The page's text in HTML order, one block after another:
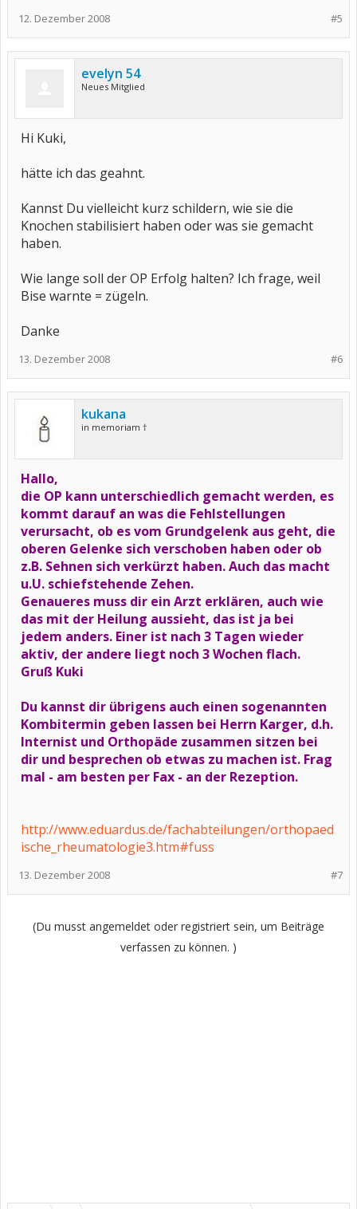
#5
12. Dezember 2008
evelyn 54
Neues Mitglied
Hi Kuki,
hätte ich das geahnt.
Kannst Du vielleicht kurz schildern, wie sie die
Knochen stabilisiert haben oder was sie gemacht
haben.
Wie lange soll der OP Erfolg halten? Ich frage, weil
Bise warnte = zügeln.
Danke
#6
13. Dezember 2008
kukana
in memoriam †
Hallo,
die OP kann unterschiedlich gemacht werden, es
kommt darauf an was die Fehlstellungen
verursacht, ob es vom Grundgelenk aus geht, die
oberen Gelenke sich verschoben haben oder ob
z.B. Sehnen sich verkürzt haben. Auch das macht
u.U. schiefstehende Zehen.
Genaueres muss dir ein Arzt erklären, auch wie
das mit der Heilung aussieht, das ist ja bei
jedem anders. Einer ist nach 3 Tagen wieder
aktiv, der andere liegt noch 3 Wochen flach.
Gruß Kuki
Du kannst dir übrigens auch einen sogenannten
Kombitermin geben lassen bei Herrn Karger, d.h.
Internist und Orthopäde zusammen sitzen bei
dir und besprechen ob etwas zu machen ist. Frag
mal - am besten per Fax - an der Rezeption.
http://www.eduardus.de/fachabteilungen/orthopaed
ische_rheumatologie3.htm#fuss
#7
13. Dezember 2008
(Du musst angemeldet oder registriert sein, um Beiträge
verfassen zu können. )